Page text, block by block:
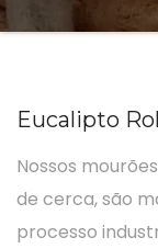
Eucalipto
Nossos
de cerca, são
processo